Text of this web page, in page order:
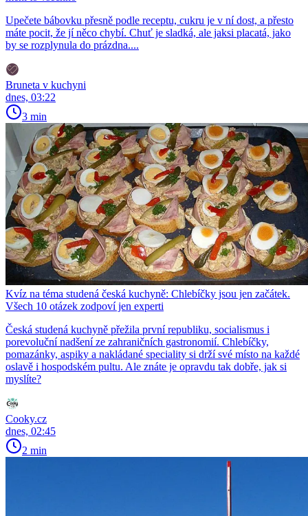
Upečete bábovku přesně podle receptu, cukru je v ní dost, a přesto
máte pocit, že jí něco chybí. Chuť je sladká, ale jaksi placatá, jako
by se rozplynula do prázdna....
Bruneta v kuchyni
dnes, 03:22
3 min
Kvíz na téma studená česká kuchyně: Chlebíčky jsou jen začátek.
Všech 10 otázek zodpoví jen experti
Česká studená kuchyně přežila první republiku, socialismus i
porevoluční nadšení ze zahraničních gastronomií. Chlebíčky,
pomazánky, aspiky a nakládané speciality si drží své místo na každé
oslavě i hospodském pultu. Ale znáte je opravdu tak dobře, jak si
myslíte?
Cooky.cz
dnes, 02:45
2 min